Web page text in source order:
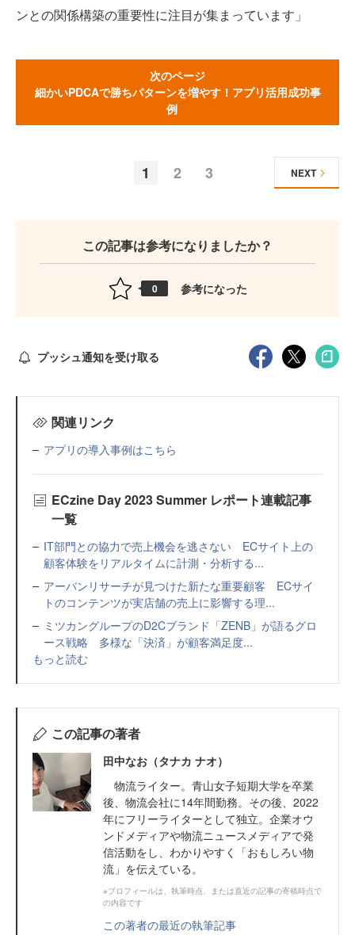
ンとの関係構築の重要性に注目が集まっています」
次のページ
細かいPDCAで勝ちパターンを増やす！アプリ活用成功事
例
1 2 3 NEXT
この記事は参考になりましたか？
0 参考になった
プッシュ通知を受け取る
関連リンク
アプリの導入事例はこちら
ECzine Day 2023 Summer レポート連載記事
一覧
IT部門との協力で売上機会を逃さない ECサイト上の
顧客体験をリアルタイムに計測・分析する...
アーバンリサーチが見つけた新たな重要顧客 ECサイ
トのコンテンツが実店舗の売上に影響する理...
ミツカングループのD2Cブランド「ZENB」が語るグロ
ース戦略 多様な「決済」が顧客満足度...
もっと読む
この記事の著者
田中なお（タナカ ナオ）
物流ライター。青山女子短期大学を卒業
後、物流会社に14年間勤務。その後、2022
年にフリーライターとして独立。企業オウ
ンドメディアや物流ニュースメディアで発
信活動をし、わかりやすく「おもしろい物
流」を伝えている。
※プロフィールは、執筆時点、または直近の記事の寄稿時点で
の内容です
この著者の最近の執筆記事